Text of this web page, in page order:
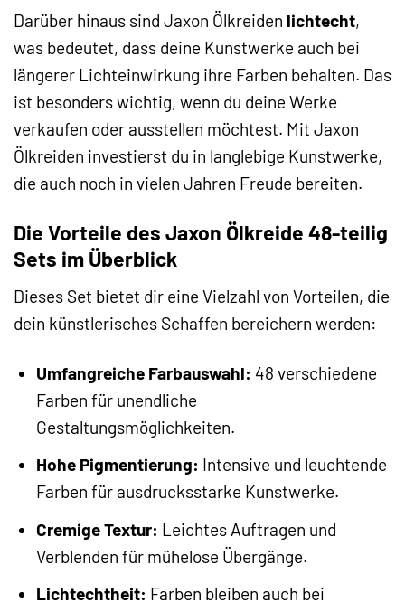
Darüber hinaus sind Jaxon Ölkreiden lichtecht,
was bedeutet, dass deine Kunstwerke auch bei
längerer Lichteinwirkung ihre Farben behalten. Das
ist besonders wichtig, wenn du deine Werke
verkaufen oder ausstellen möchtest. Mit Jaxon
Ölkreiden investierst du in langlebige Kunstwerke,
die auch noch in vielen Jahren Freude bereiten.
Die Vorteile des Jaxon Ölkreide 48-teilig
Sets im Überblick
Dieses Set bietet dir eine Vielzahl von Vorteilen, die
dein künstlerisches Schaffen bereichern werden:
Umfangreiche Farbauswahl: 48 verschiedene
Farben für unendliche
Gestaltungsmöglichkeiten.
Hohe Pigmentierung: Intensive und leuchtende
Farben für ausdrucksstarke Kunstwerke.
Cremige Textur: Leichtes Auftragen und
Verblenden für mühelose Übergänge.
Lichtechtheit: Farben bleiben auch bei